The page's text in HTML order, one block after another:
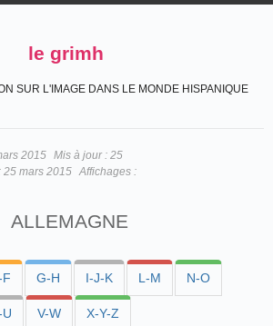
le grimh
SUR L'IMAGE DANS LE MONDE HISPANIQUE
2015 Mis à jour : 25
25 mars 2015 Affichages :
ALLEMAGNE
F G-H I-J-K L-M N-O
U V-W X-Y-Z